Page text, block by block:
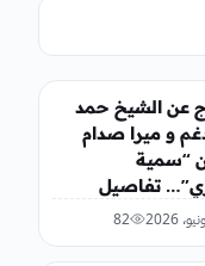
عن الشيخ حمد
و ميرا صدام
“سمية
تفاصيل
82